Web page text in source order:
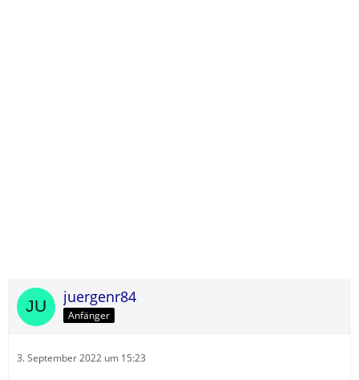
juergenr84
Anfänger
3. September 2022 um 15:23